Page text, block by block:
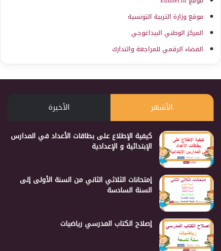
موقع وزارة التربية التونسية
المركز الوطني البيداغوجي
الفضاء الرقمي للمراجعة والتدارك
الأشهر الأخيرة
كيفية الإطلاع على بطاقات الأعداد في المدارس
الإبتدائية و الإعدادية
إمتحانات الثلاثي الثاني من السنة الأولى إلى
السنة السادسة
إصلاح الكتاب المدرسي رياضيات